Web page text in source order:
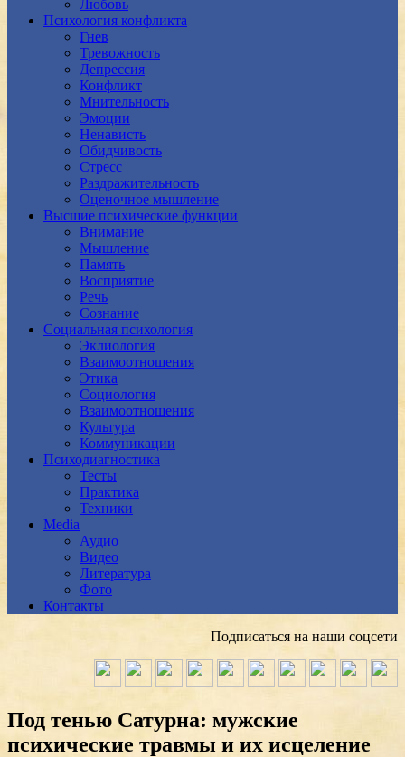
Любовь
Психология конфликта
Гнев
Тревожность
Депрессия
Конфликт
Мнительность
Эмоции
Ненависть
Обидчивость
Стресс
Раздражительность
Оценочное мышление
Высшие психические функции
Внимание
Мышление
Память
Восприятие
Речь
Сознание
Социальная психология
Эклиология
Взаимоотношения
Этика
Социология
Взаимоотношения
Культура
Коммуникации
Психодиагностика
Тесты
Практика
Техники
Media
Аудио
Видео
Литература
Фото
Контакты
Подписаться на наши соцсети
Под тенью Сатурна: мужские
психические травмы и их исцеление